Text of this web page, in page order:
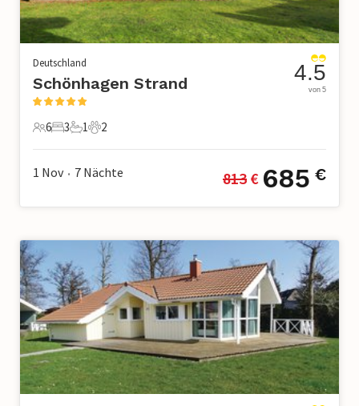
Deutschland
Schönhagen Strand
6 Gäste
6
3 Schlafzimmer
3
1 Badezimmer
1
2 Haustiere
2
4.5
von 5
1 Nov • 7 Nächte 813 € 685 €